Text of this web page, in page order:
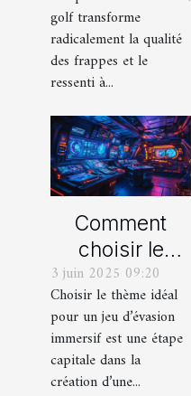
solides ?
golf transforme
radicalement la qualité
des frappes et le
ressenti à...
Comment
choisir le
thème parfait
pour votre
prochain jeu
d'évasion
immersif
3 juin 2025 09:20
Choisir le thème idéal
pour un jeu d’évasion
immersif est une étape
capitale dans la
création d’une...